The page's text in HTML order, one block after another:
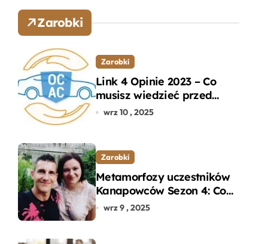
Zarobki
Zarobki
Link 4 Opinie 2023 – Co
musisz wiedzieć przed
wyborem ubezpieczenia
wrz 10 , 2025
Zarobki
Metamorfozy uczestników
Kanapowców Sezon 4: Co
naprawdę zaskoczyło
wrz 9 , 2025